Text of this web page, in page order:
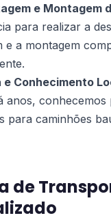
e Montagem
para realizar a
e a montagem
e Conhecimento
anos,
para caminhões
de